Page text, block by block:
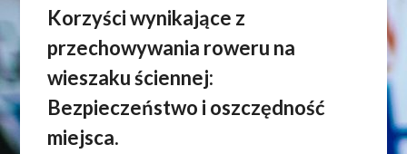
Korzyści wynikające z
przechowywania roweru na
wieszaku ściennej:
Bezpieczeństwo i oszczędność
miejsca.